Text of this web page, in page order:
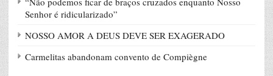
Senhor é ridicularizado”
NOSSO AMOR A DEUS DEVE SER EXAGERADO
Carmelitas abandonam convento de Compiègne